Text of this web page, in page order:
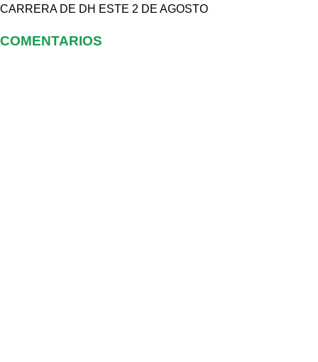
CARRERA DE DH ESTE 2 DE AGOSTO
COMENTARIOS